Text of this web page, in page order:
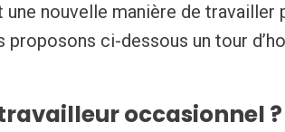
nouvelle manière de travailler
proposons ci-dessous un tour
occasionnel ?